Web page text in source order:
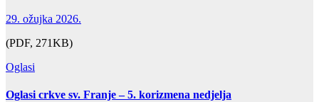
29. ožujka 2026.
(PDF, 271KB)
Oglasi
Oglasi crkve sv. Franje – 5. korizmena nedjelja